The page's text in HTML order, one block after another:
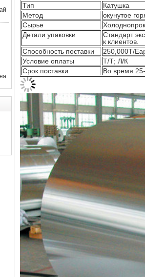
Оставьте
Мы скоро тебе
Тип
Катушка
Метод
окунутое
Сырье
Детали упаковки
Стандарт
к клиентов.
Способность поставки
250,000Т/
Условие оплаты
Т/Т; Л/К
Срок поставки
Во время